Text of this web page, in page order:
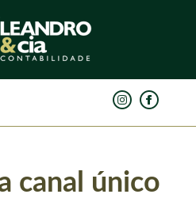
canal único